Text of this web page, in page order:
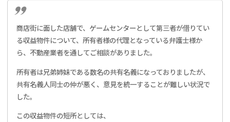
商店街に面した店舗で、ゲームセンターとして第三者が借りてい
る収益物件について、所有者様の代理となっている弁護士様か
ら、不動産業者を通してご相談がありました。
所有者は兄弟姉妹である数名の共有名義になっておりましたが、
共有名義人同士の仲が悪く、意見を統一することが難しい状況で
した。
この収益物件の短所としては、